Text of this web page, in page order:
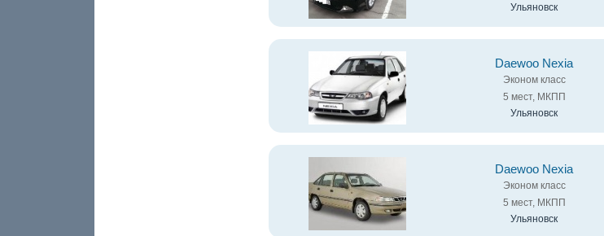
Ульяновск
Daewoo Nexia
Эконом класс
5 мест, МКПП
Ульяновск
Daewoo Nexia
Эконом класс
5 мест, МКПП
Ульяновск